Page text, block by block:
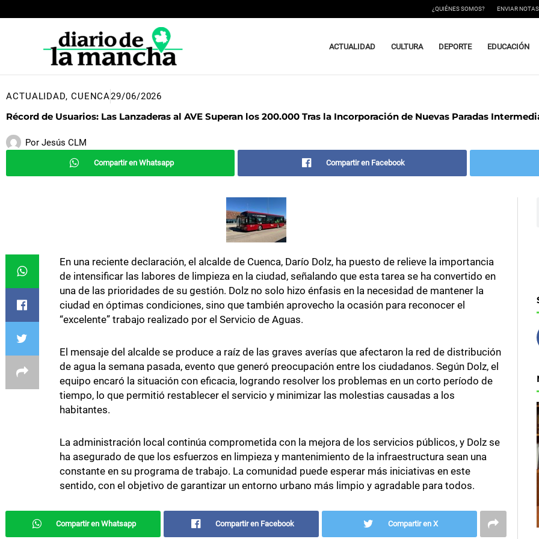
al
¿QUIÉNES SOMOS? ENVIAR
ACTUALIDAD CULTURA DEPORTE EDUCACIÓN
ACTUALIDAD, CUENCA29/06/2026
Récord de Usuarios: Las Lanzaderas al AVE Superan los 200.000 Tras la Incorporación de Nuevas Paradas
Por Jesús CLM
Compartir en Whatsapp Compartir en Facebook
En una reciente declaración, el alcalde de Cuenca, Darío Dolz, ha puesto de relieve la importancia
de intensificar las labores de limpieza en la ciudad, señalando que esta tarea se ha convertido en
una de las prioridades de su gestión. Dolz no solo hizo énfasis en la necesidad de mantener la
ciudad en óptimas condiciones, sino que también aprovecho la ocasión para reconocer el
“excelente” trabajo realizado por el Servicio de Aguas.
El mensaje del alcalde se produce a raíz de las graves averías que afectaron la red de distribución
de agua la semana pasada, evento que generó preocupación entre los ciudadanos. Según Dolz, el
equipo encaró la situación con eficacia, logrando resolver los problemas en un corto período de
tiempo, lo que permitió restablecer el servicio y minimizar las molestias causadas a los
habitantes.
La administración local continúa comprometida con la mejora de los servicios públicos, y Dolz se
ha asegurado de que los esfuerzos en limpieza y mantenimiento de la infraestructura sean una
constante en su programa de trabajo. La comunidad puede esperar más iniciativas en este
sentido, con el objetivo de garantizar un entorno urbano más limpio y agradable para todos.
Compartir en Whatsapp Compartir en Facebook Compartir en X